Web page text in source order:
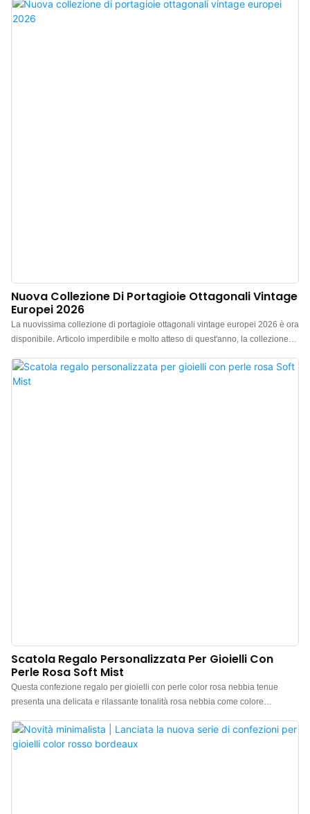
caratterizzata da un delicato motivo a rombi tridimensionale. Al tatto risulta
piacevolmente materico, a testimonianza dell'eccezionale qualità dei suoi
Nuova Collezione Di Portagioie Ottagonali Vintage
Europei 2026
La nuovissima collezione di portagioie ottagonali vintage europei 2026 è ora
disponibile. Articolo imperdibile e molto atteso di quest'anno, la collezione
smeraldo vintage e blu di Prussia. Ogni pezzo emana una sofisticata e
delicata texture simile a un dipinto ad olio, rendendolo ideale sia per esporre
Scatola Regalo Personalizzata Per Gioielli Con
Perle Rosa Soft Mist
Questa confezione regalo per gioielli con perle color rosa nebbia tenue
presenta una delicata e rilassante tonalità rosa nebbia come colore
l'atmosfera romantica e speciale del gioiello e il senso di un'occasione
preziosa. Produttore cinese di confezioni regalo di lusso per gioielli. Logo,